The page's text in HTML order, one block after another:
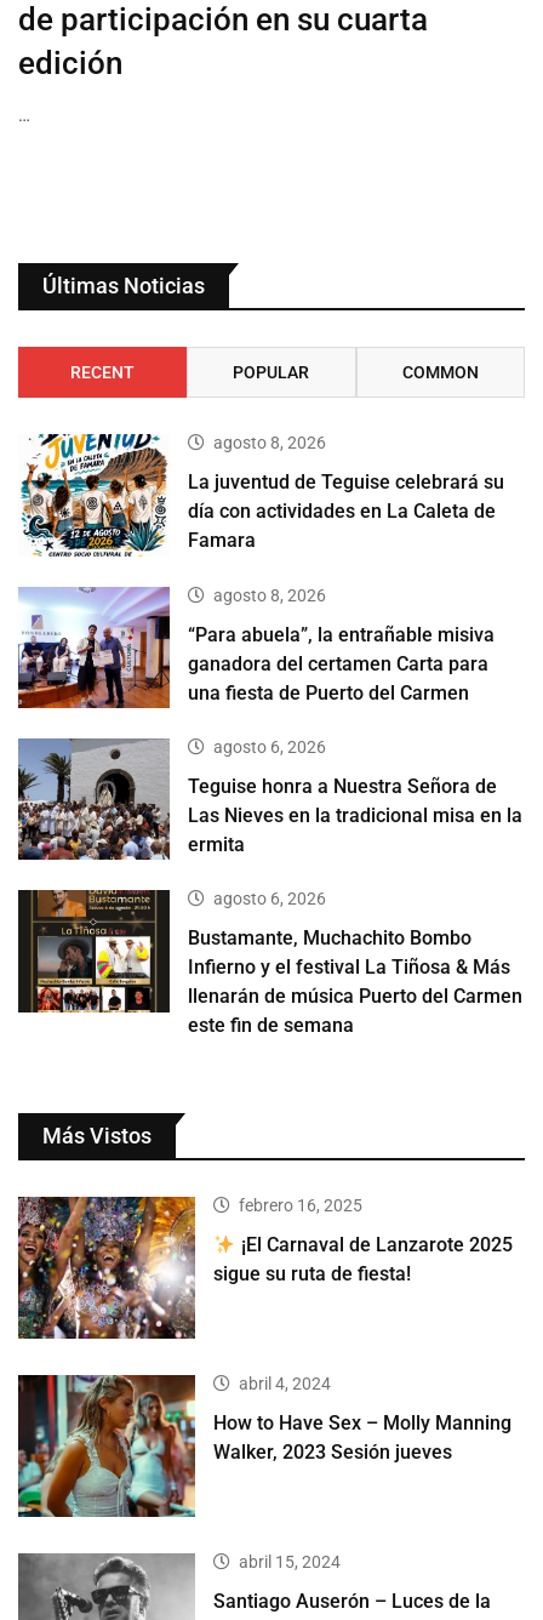
de participación en su cuarta
edición
…
Últimas Noticias
RECENT POPULAR COMMON
agosto 8, 2026
La juventud de Teguise celebrará su
día con actividades en La Caleta de
Famara
agosto 8, 2026
“Para abuela”, la entrañable misiva
ganadora del certamen Carta para
una fiesta de Puerto del Carmen
agosto 6, 2026
Teguise honra a Nuestra Señora de
Las Nieves en la tradicional misa en la
ermita
agosto 6, 2026
Bustamante, Muchachito Bombo
Infierno y el festival La Tiñosa & Más
llenarán de música Puerto del Carmen
este fin de semana
Más Vistos
febrero 16, 2025
¡El Carnaval de Lanzarote 2025
sigue su ruta de fiesta!
abril 4, 2024
How to Have Sex – Molly Manning
Walker, 2023 Sesión jueves
abril 15, 2024
Santiago Auserón – Luces de la